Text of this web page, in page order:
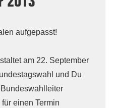
aufgepasst!
am 22. September
und Du
einen Termin